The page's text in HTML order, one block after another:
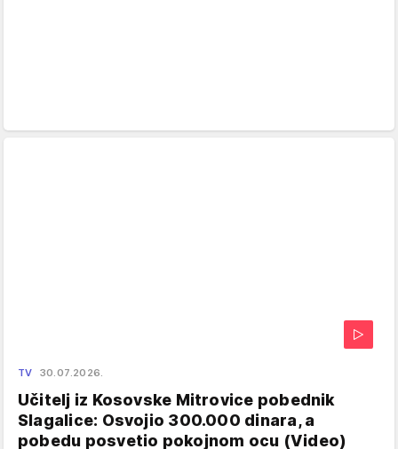
TV 30.07.2026.
Učitelj iz Kosovske Mitrovice pobednik
Slagalice: Osvojio 300.000 dinara, a
pobedu posvetio pokojnom ocu (Video)